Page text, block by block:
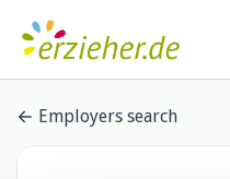
Employers search